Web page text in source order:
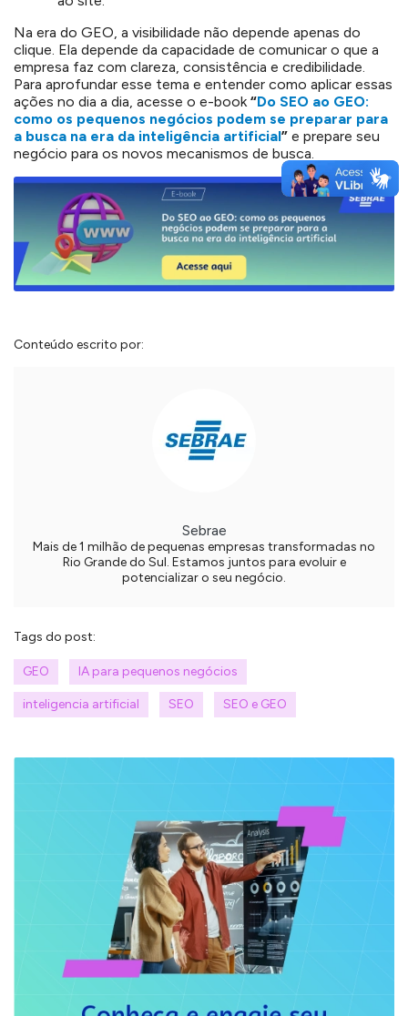
Na era do GEO, a visibilidade não depende apenas do
clique. Ela depende da capacidade de comunicar o que a
empresa faz com clareza, consistência e credibilidade.
Para aprofundar esse tema e entender como aplicar essas
ações no dia a dia, acesse o e-book“Do SEO ao GEO:
como os pequenos negócios podem se preparar para
a busca na era da inteligência artificial” e prepare seu
negócio para os novos mecanismos de busca.
Conteúdo escrito por:
Sebrae
Mais de 1 milhão de pequenas empresas transformadas no
Rio Grande do Sul. Estamos juntos para evoluir e
potencializar o seu negócio.
Tags do post:
GEO IA para pequenos negócios
inteligencia artificial SEO SEO e GEO